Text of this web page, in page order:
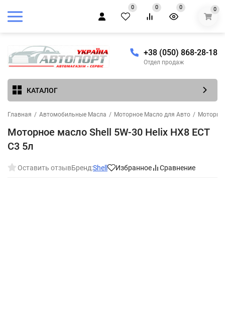
0 0 0 0
+38 (050) 868-28-18
Отдел продаж
КАТАЛОГ
Главная / Автомобильные Масла / Моторное Масло для Авто /
Моторное масло Shell 5W-30 Helix HX8 ECT
C3 5л
Оставить отзывБренд:Shell Избранное Сравнение